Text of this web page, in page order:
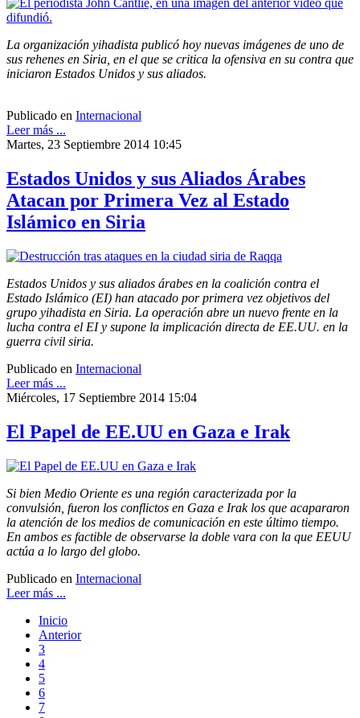
La organización yihadista publicó hoy nuevas imágenes de uno de
sus rehenes en Siria, en el que se critica la ofensiva en su contra que
iniciaron Estados Unidos y sus aliados.
Publicado en Internacional
Leer más ...
Martes, 23 Septiembre 2014 10:45
Estados Unidos y sus Aliados Árabes
Atacan por Primera Vez al Estado
Islámico en Siria
Estados Unidos y sus aliados árabes en la coalición contra el
Estado Islámico (EI) han atacado por primera vez objetivos del
grupo yihadista en Siria. La operación abre un nuevo frente en la
lucha contra el EI y supone la implicación directa de EE.UU. en la
guerra civil siria.
Publicado en Internacional
Leer más ...
Miércoles, 17 Septiembre 2014 15:04
El Papel de EE.UU en Gaza e Irak
Si bien Medio Oriente es una región caracterizada por la
convulsión, fueron los conflictos en Gaza e Irak los que acapararon
la atención de los medios de comunicación en este último tiempo.
En ambos es factible de observarse la doble vara con la que EEUU
actúa a lo largo del globo.
Publicado en Internacional
Leer más ...
Inicio
Anterior
3
4
5
6
7